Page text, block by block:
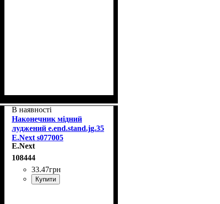
В наявності
Наконечник мідний
луджений e.end.stand.jg.35
E.Next s077005
E.Next
108444
33.47грн
Купити